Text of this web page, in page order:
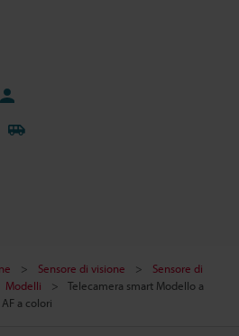
Sensore di visione
Sensore di
Modelli
Telecamera smart Modello a
a colori